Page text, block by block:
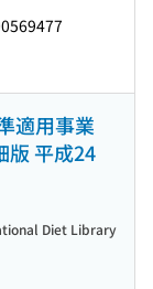
適用事業
版 平成24
Diet Library